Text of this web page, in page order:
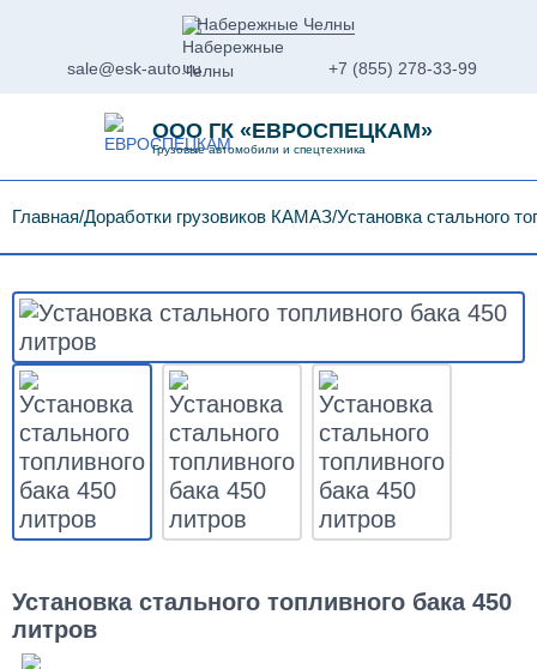
Набережные Челны
sale@esk-auto.ru +7 (855) 278-33-99
ООО ГК «ЕВРОСПЕЦКАМ»
Грузовые автомобили и спецтехника
Главная Доработки грузовиков КАМАЗ Установка стального
Установка стального топливного бака 450
литров